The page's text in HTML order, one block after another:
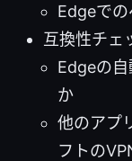
Edgeで
互換性チェ
Edgeの
か
他のアプ
フトの